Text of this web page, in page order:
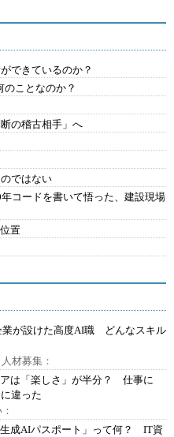
できているのか？
ことなのか？
の稽古相手」へ
ではない
コードを書いて悟った、建設現場
置
が設けた高度AI職 どんなスキル
材募集：
は「楽しさ」が半分？ 仕事に
違った
成AIパスポート」って何？ IT資